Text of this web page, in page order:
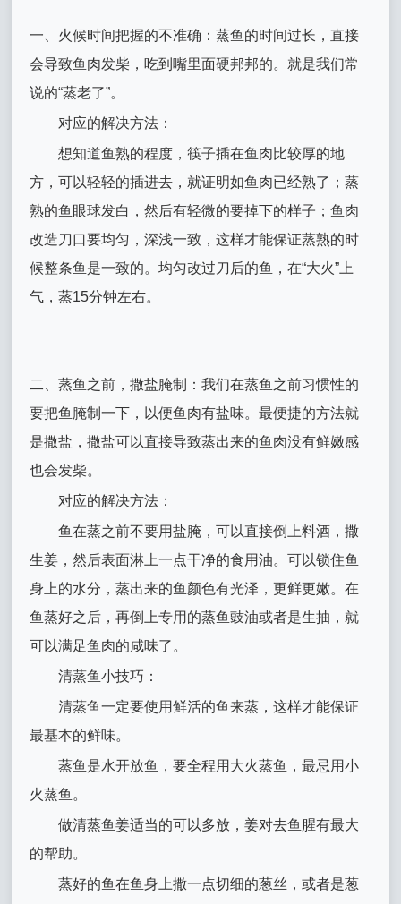
一、火候时间把握的不准确：蒸鱼的时间过长，直接
会导致鱼肉发柴，吃到嘴里面硬邦邦的。就是我们常
说的“蒸老了”。
对应的解决方法：
想知道鱼熟的程度，筷子插在鱼肉比较厚的地
方，可以轻轻的插进去，就证明如鱼肉已经熟了；蒸
熟的鱼眼球发白，然后有轻微的要掉下的样子；鱼肉
改造刀口要均匀，深浅一致，这样才能保证蒸熟的时
候整条鱼是一致的。均匀改过刀后的鱼，在“大火”上
气，蒸15分钟左右。
二、蒸鱼之前，撒盐腌制：我们在蒸鱼之前习惯性的
要把鱼腌制一下，以便鱼肉有盐味。最便捷的方法就
是撒盐，撒盐可以直接导致蒸出来的鱼肉没有鲜嫩感
也会发柴。
对应的解决方法：
鱼在蒸之前不要用盐腌，可以直接倒上料酒，撒
生姜，然后表面淋上一点干净的食用油。可以锁住鱼
身上的水分，蒸出来的鱼颜色有光泽，更鲜更嫩。在
鱼蒸好之后，再倒上专用的蒸鱼豉油或者是生抽，就
可以满足鱼肉的咸味了。
清蒸鱼小技巧：
清蒸鱼一定要使用鲜活的鱼来蒸，这样才能保证
最基本的鲜味。
蒸鱼是水开放鱼，要全程用大火蒸鱼，最忌用小
火蒸鱼。
做清蒸鱼姜适当的可以多放，姜对去鱼腥有最大
的帮助。
蒸好的鱼在鱼身上撒一点切细的葱丝，或者是葱